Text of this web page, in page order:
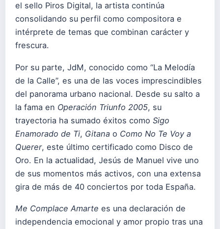
el sello Piros Digital, la artista continúa
consolidando su perfil como compositora e
intérprete de temas que combinan carácter y
frescura.
Por su parte, JdM, conocido como “La Melodía
de la Calle”, es una de las voces imprescindibles
del panorama urbano nacional. Desde su salto a
la fama en Operación Triunfo 2005, su
trayectoria ha sumado éxitos como Sigo
Enamorado de Ti, Gitana o Como No Te Voy a
Querer, este último certificado como Disco de
Oro. En la actualidad, Jesús de Manuel vive uno
de sus momentos más activos, con una extensa
gira de más de 40 conciertos por toda España.
Me Complace Amarte es una declaración de
independencia emocional y amor propio tras una